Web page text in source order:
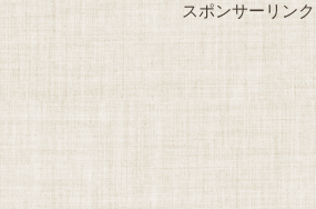
スポンサーリンク